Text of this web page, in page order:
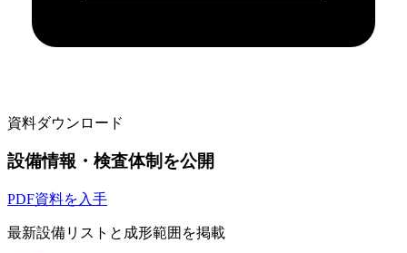
資料ダウンロード
設備情報・検査体制を公開
PDF資料を入手
最新設備リストと成形範囲を掲載